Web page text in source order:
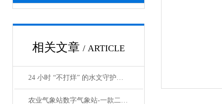
相关文章 / ARTICLE
24 小时 “不打烊” 的水文守护者！在线自动监测系统让江河安全看得见
农业气象站数字气象站-一款二一添作五农林气象观测站#2023已更新